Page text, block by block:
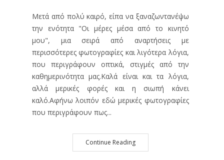
Μετά από πολύ καιρό, είπα να ξαναζωντανέψω
την ενότητα "Οι μέρες μέσα από το κινητό
μου", μια σειρά από αναρτήσεις με
περισσότερες φωτογραφίες και λιγότερα λόγια,
που περιγράφουν οπτικά, στιγμές από την
καθημερινότητα μας.Καλά είναι και τα λόγια,
αλλά μερικές φορές και η σιωπή κάνει
καλό.Αφήνω λοιπόν εδώ μερικές φωτογραφίες
που περιγράφουν πως...
Continue Reading